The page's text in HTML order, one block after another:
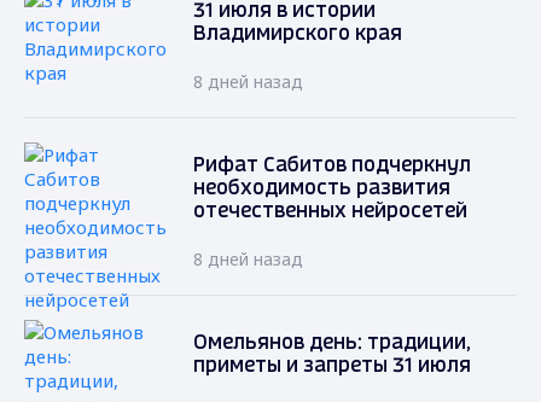
31 июля в истории
Владимирского края
8 дней назад
Рифат Сабитов подчеркнул
необходимость развития
отечественных нейросетей
8 дней назад
Омельянов день: традиции,
приметы и запреты 31 июля